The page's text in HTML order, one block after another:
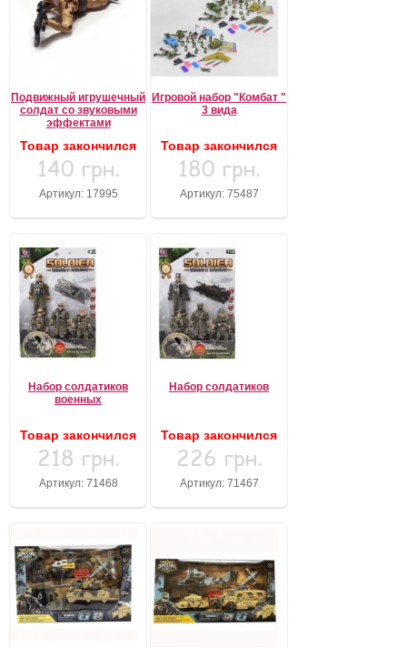
Подвижный игрушечный
солдат со звуковыми
эффектами
Товар закончился
140 грн.
Артикул: 17995
Игровой набор "Комбат "
3 вида
Товар закончился
180 грн.
Артикул: 75487
Набор солдатиков
военных
Товар закончился
218 грн.
Артикул: 71468
Набор солдатиков
Товар закончился
226 грн.
Артикул: 71467